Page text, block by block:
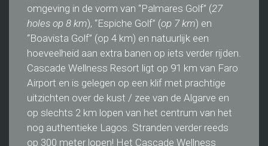
omgeving in de vorm van “Palmares Golf” (27
holes op 8 km), “Espiche Golf” (op 7 km) en
“Boavista Golf” (op 4 km) en natuurlijk een
hoeveelheid aan extra banen op iets verder rijden.
Cascade Wellness Resort ligt op 91 km van Faro
Airport en is gelegen op een klif met prachtige
uitzichten over de kust / zee van de Algarve en
op slechts 2 km lopen van het centrum van het
nog authentieke Lagos. Stranden verder reeds
op 300 meter lopen! Het Cascade Wellness